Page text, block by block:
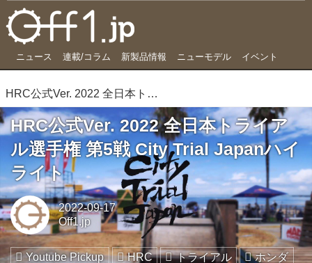
ニュース 連載/コラム 新製品情報 ニューモデル イベント
HRC公式Ver. 2022 全日本トライアル選手権 第5戦 City Trial Japanハイライト
HRC公式Ver. 2022 全日本トライア
ル選手権 第5戦 City Trial Japanハイ
ライト
2022-09-17
Off1.jp
Youtube Pickup HRC トライアル ホンダ